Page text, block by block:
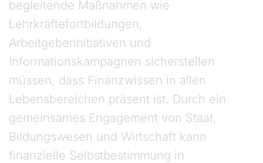
begleitende Maßnahmen wie
Lehrkräftefortbildungen,
Arbeitgeberinitiativen und
Informationskampagnen sicherstellen
müssen, dass Finanzwissen in allen
Lebensbereichen präsent ist. Durch ein
gemeinsames Engagement von Staat,
Bildungswesen und Wirtschaft kann
finanzielle Selbstbestimmung in